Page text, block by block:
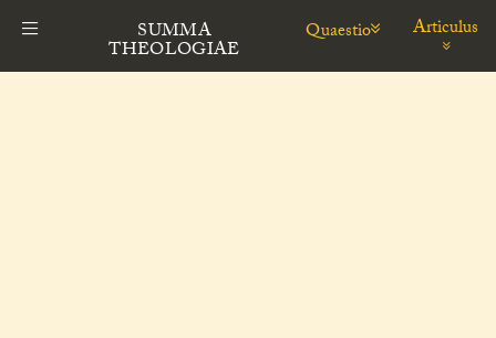
SUMMA
THEOLOGIAE
Quaestio Articulus